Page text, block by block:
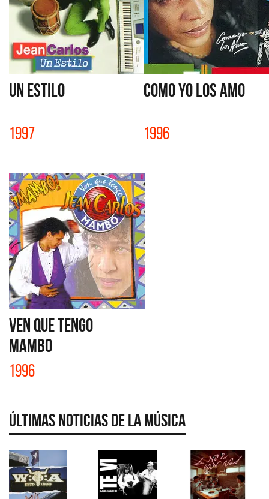
UN ESTILO
1997
COMO YO LOS AMO
1996
VEN QUE TENGO
MAMBO
1996
Últimas Noticias de la Música